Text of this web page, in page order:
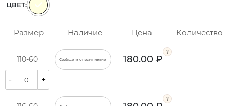
ЦВЕТ:
Размер Наличие Цена Количество
110-60 Сообщить о поступлении 180.00 ₽
- +